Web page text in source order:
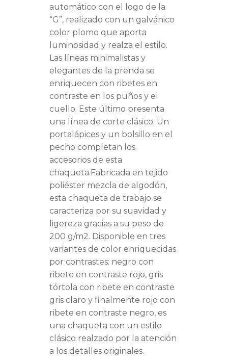
automático con el logo de la
“G”, realizado con un galvánico
color plomo que aporta
luminosidad y realza el estilo.
Las líneas minimalistas y
elegantes de la prenda se
enriquecen con ribetes en
contraste en los puños y el
cuello. Este último presenta
una línea de corte clásico. Un
portalápices y un bolsillo en el
pecho completan los
accesorios de esta
chaqueta.Fabricada en tejido
poliéster mezcla de algodón,
esta chaqueta de trabajo se
caracteriza por su suavidad y
ligereza gracias a su peso de
200 g/m2. Disponible en tres
variantes de color enriquecidas
por contrastes: negro con
ribete en contraste rojo, gris
tórtola con ribete en contraste
gris claro y finalmente rojo con
ribete en contraste negro, es
una chaqueta con un estilo
clásico realzado por la atención
a los detalles originales.